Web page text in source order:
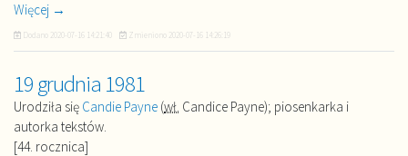
Więcej →
Dodano 2020-07-16 14:21:40 Zmieniono 2020-07-16 14:26:19
19 grudnia 1981
Urodziła się Candie Payne (wł. Candice Payne); piosenkarka i
autorka tekstów.
[44. rocznica]